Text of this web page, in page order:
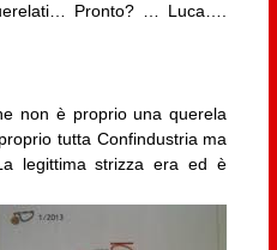
Pronto? … Luca….
non è proprio una querela
tutta Confindustria ma
legittima strizza era ed è